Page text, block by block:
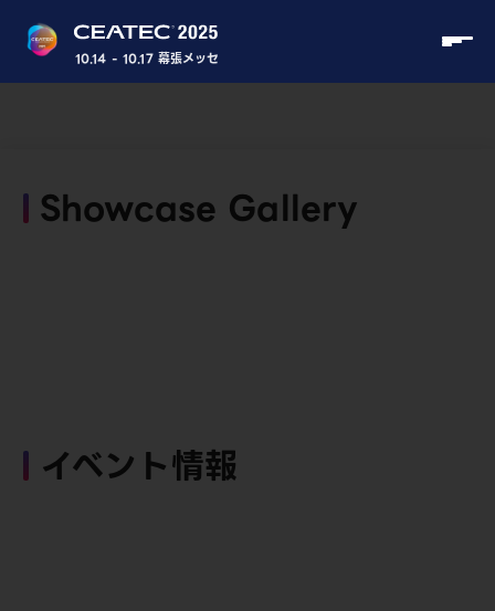
10.14 - 10.17 幕張メッセ
Showcase Gallery
イベント情報